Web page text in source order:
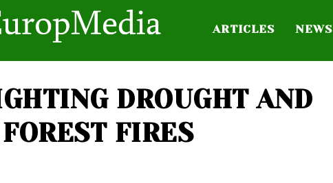
ARTICLES NEWS
DROUGHT AND
FOREST FIRES